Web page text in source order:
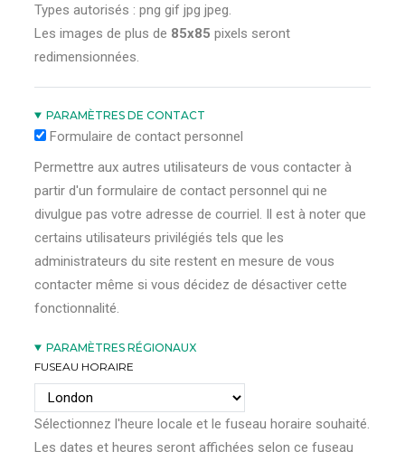
Types autorisés : png gif jpg jpeg.
Les images de plus de 85x85 pixels seront
redimensionnées.
PARAMÈTRES DE CONTACT
Formulaire de contact personnel
Permettre aux autres utilisateurs de vous contacter à
partir d'un formulaire de contact personnel qui ne
divulgue pas votre adresse de courriel. Il est à noter que
certains utilisateurs privilégiés tels que les
administrateurs du site restent en mesure de vous
contacter même si vous décidez de désactiver cette
fonctionnalité.
PARAMÈTRES RÉGIONAUX
FUSEAU HORAIRE
Sélectionnez l'heure locale et le fuseau horaire souhaité.
Les dates et heures seront affichées selon ce fuseau